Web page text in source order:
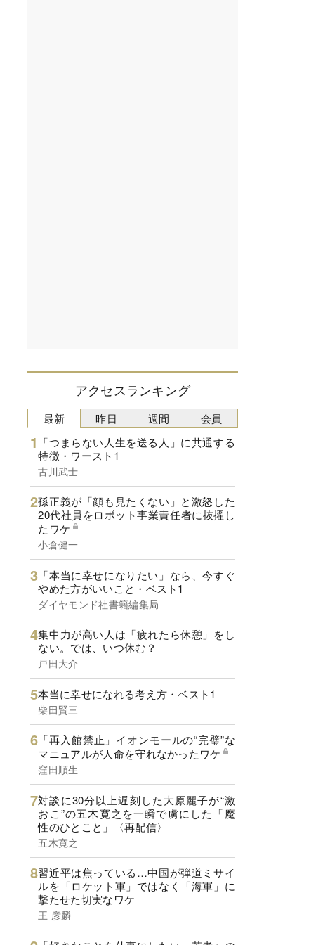
アクセスランキング
最新
「つまらない人生を送る人」に共通する
特徴・ワースト1
古川武士
孫正義が「顔も見たくない」と激怒した
20代社員をロボット事業責任者に抜擢し
たワケ
小倉健一
「本当に幸せになりたい」なら、今すぐ
やめた方がいいこと・ベスト1
ダイヤモンド社書籍編集局
集中力が高い人は「疲れたら休憩」をし
ない。では、いつ休む？
戸田大介
本当に幸せになれる考え方・ベスト1
柴田賢三
「再入館禁止」イオンモールの“完璧”な
マニュアルが人命を守れなかったワケ
窪田順生
対談に30分以上遅刻した大原麗子が“激
おこ”の五木寛之を一瞬で虜にした「魔
性のひとこと」〈再配信〉
五木寛之
習近平は焦っている…中国が弾道ミサイ
ルを「ロケット軍」ではなく「海軍」に
撃たせた切実なワケ
王 彦麟
昨日 週間 会員